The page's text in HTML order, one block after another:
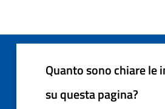
Quanto sono chiare le
su questa pagina?